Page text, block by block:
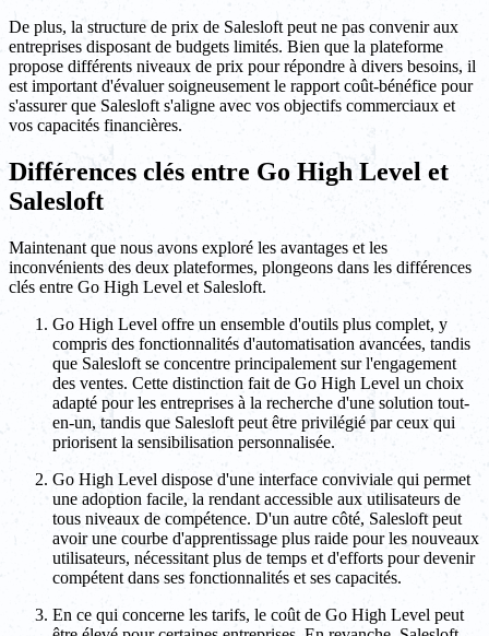
De plus, la structure de prix de Salesloft peut ne pas convenir aux
entreprises disposant de budgets limités. Bien que la plateforme
propose différents niveaux de prix pour répondre à divers besoins, il
est important d'évaluer soigneusement le rapport coût-bénéfice pour
s'assurer que Salesloft s'aligne avec vos objectifs commerciaux et
vos capacités financières.
Différences clés entre Go High Level et
Salesloft
Maintenant que nous avons exploré les avantages et les
inconvénients des deux plateformes, plongeons dans les différences
clés entre Go High Level et Salesloft.
Go High Level offre un ensemble d'outils plus complet, y
compris des fonctionnalités d'automatisation avancées, tandis
que Salesloft se concentre principalement sur l'engagement
des ventes. Cette distinction fait de Go High Level un choix
adapté pour les entreprises à la recherche d'une solution tout-
en-un, tandis que Salesloft peut être privilégié par ceux qui
priorisent la sensibilisation personnalisée.
Go High Level dispose d'une interface conviviale qui permet
une adoption facile, la rendant accessible aux utilisateurs de
tous niveaux de compétence. D'un autre côté, Salesloft peut
avoir une courbe d'apprentissage plus raide pour les nouveaux
utilisateurs, nécessitant plus de temps et d'efforts pour devenir
compétent dans ses fonctionnalités et ses capacités.
En ce qui concerne les tarifs, le coût de Go High Level peut